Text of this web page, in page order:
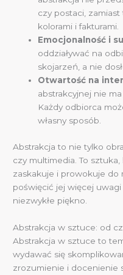
czy postaci,
kolorami i fakturami.
Emocjonalność i
oddziaływać na
skojarzeń, a nie
Otwartość na
abstrakcyjnej nie
Każdy odbiorca
własny sposób.
Abstrakcja to nie tylko
czy multimedia. To
zaskakuje i prowokuje do
poświęcić jej więcej
niezwykłe piękno.
Abstrakcja w sztuce: od
Abstrakcja w sztuce to
wydawać się
zrozumienie i docenienie